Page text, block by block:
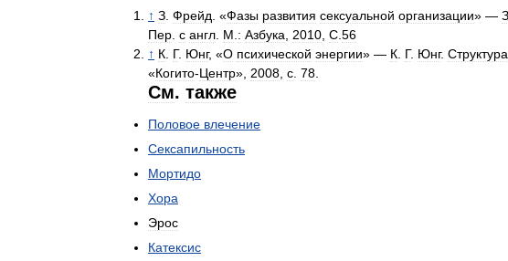
↑ З. Фрейд. «Фазы развития сексуальной организации» — З
Пер. с англ. М.: Азбука, 2010, С.56
↑ К. Г. Юнг, «О психической энергии» — К. Г. Юнг. Структура
«Когито-Центр», 2008, с. 78.
См. также
Половое влечение
Сексапильность
Мортидо
Хора
Эрос
Катексис